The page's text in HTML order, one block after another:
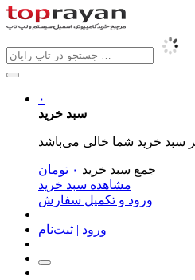
۰
سبد خرید
جمع سبد خرید ۰ تومان
مشاهده سبد خرید
ورود و تکمیل سفارش
ورود | ثبت‌نام